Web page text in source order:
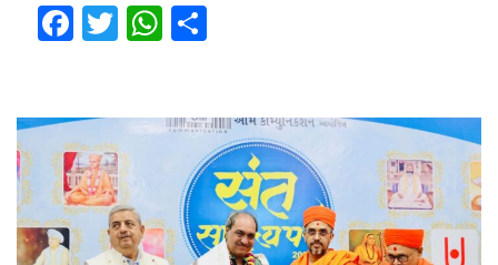
Facebook
TwitterWhatsApp